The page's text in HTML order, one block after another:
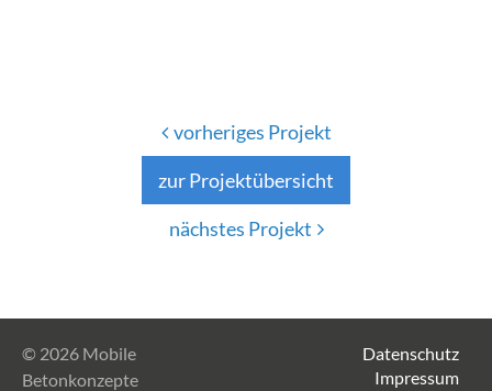
vorheriges Projekt
zur Projektübersicht
nächstes Projekt
© 2026 Mobile
Betonkonzepte
Datenschutz
Impressum